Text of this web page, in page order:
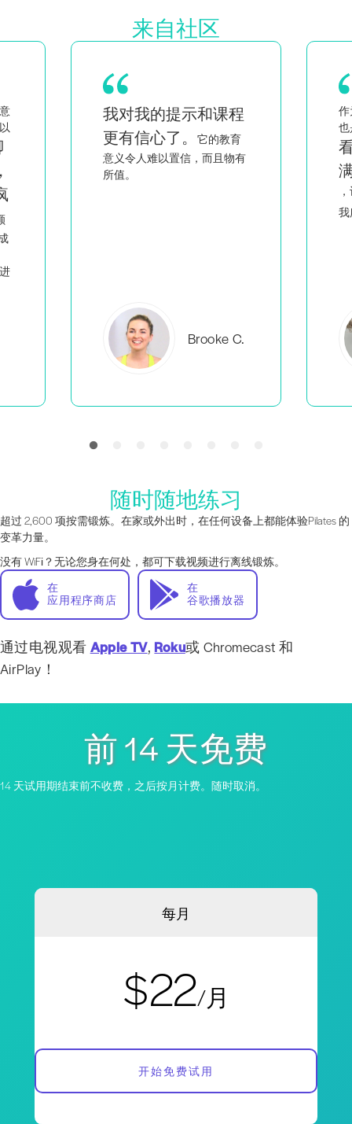
来自社区
作为一对双胞胎的母亲，同时
也是一名黑人和同性恋女性，
看到像我一样的人充
满智慧和激情地讲课
Everlea B.
随时随地练习
超过 2,600 项按需锻炼。在家或外出时，在任何设备上都能体验Pilates 的
变革力量。
没有 WiFi？无论您身在何处，都可下载视频进行离线锻炼。
在
应用程序商店
在
谷歌播放器
通过电视观看 Apple TV, Roku或 Chromecast 和
AirPlay！
前 14 天免费
14 天试用期结束前不收费，之后按月计费。随时取消。
每月
$22/月
开始免费试用